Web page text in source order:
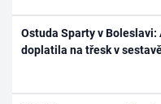
Ostuda Sparty v
doplatila na třesk v